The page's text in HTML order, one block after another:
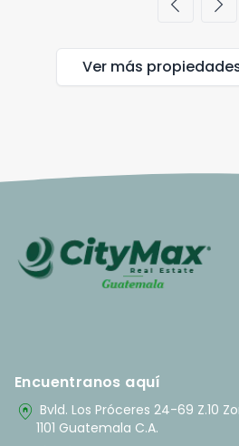
Ver más
Encuentranos aquí
home_pin Bvld. Los Próceres 24-69 Z.10
1101 Guatemala C.A.